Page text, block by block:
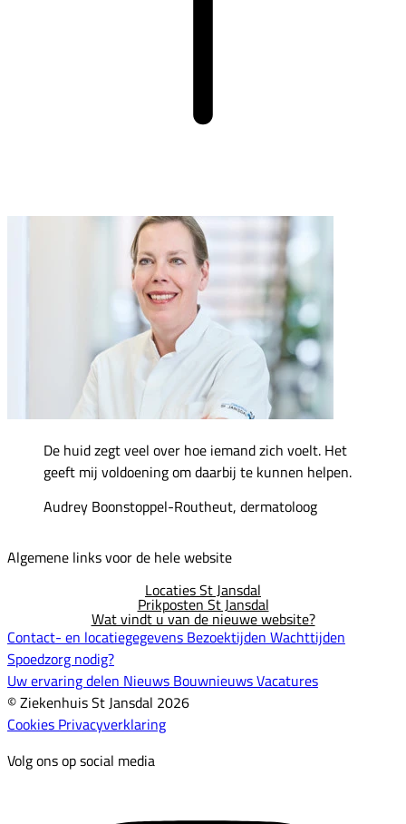
De huid zegt veel over hoe iemand zich voelt. Het
geeft mij voldoening om daarbij te kunnen helpen.
Audrey Boonstoppel-Routheut, dermatoloog
Algemene links voor de hele website
Locaties St Jansdal
Prikposten St Jansdal
Wat vindt u van de nieuwe website?
Contact- en locatiegegevens Bezoektijden Wachttijden
Spoedzorg nodig?
Uw ervaring delen Nieuws BouwnieuwsVacatures
© Ziekenhuis St Jansdal 2026
Cookies Privacyverklaring
Volg ons op social media